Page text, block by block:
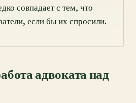
совпадает с тем, что
если бы их спросили.
адвоката над